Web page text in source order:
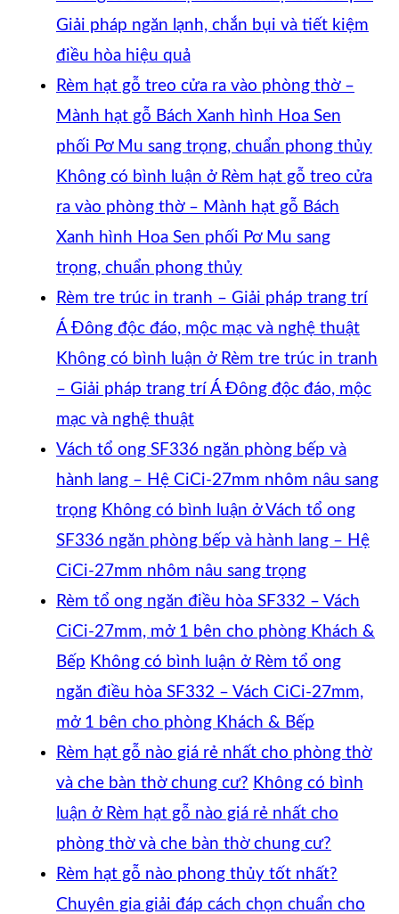
Giải pháp ngăn lạnh, chắn bụi và tiết kiệm
điều hòa hiệu quả
Rèm hạt gỗ treo cửa ra vào phòng thờ –
Mành hạt gỗ Bách Xanh hình Hoa Sen
phối Pơ Mu sang trọng, chuẩn phong thủy
Không có bình luận ở Rèm hạt gỗ treo cửa
ra vào phòng thờ – Mành hạt gỗ Bách
Xanh hình Hoa Sen phối Pơ Mu sang
trọng, chuẩn phong thủy
Rèm tre trúc in tranh – Giải pháp trang trí
Á Đông độc đáo, mộc mạc và nghệ thuật
Không có bình luận ở Rèm tre trúc in tranh
– Giải pháp trang trí Á Đông độc đáo, mộc
mạc và nghệ thuật
Vách tổ ong SF336 ngăn phòng bếp và
hành lang – Hệ CiCi-27mm nhôm nâu sang
trọng Không có bình luận ở Vách tổ ong
SF336 ngăn phòng bếp và hành lang – Hệ
CiCi-27mm nhôm nâu sang trọng
Rèm tổ ong ngăn điều hòa SF332 – Vách
CiCi-27mm, mở 1 bên cho phòng Khách &
Bếp Không có bình luận ở Rèm tổ ong
ngăn điều hòa SF332 – Vách CiCi-27mm,
mở 1 bên cho phòng Khách & Bếp
Rèm hạt gỗ nào giá rẻ nhất cho phòng thờ
và che bàn thờ chung cư? Không có bình
luận ở Rèm hạt gỗ nào giá rẻ nhất cho
phòng thờ và che bàn thờ chung cư?
Rèm hạt gỗ nào phong thủy tốt nhất?
Chuyên gia giải đáp cách chọn chuẩn cho